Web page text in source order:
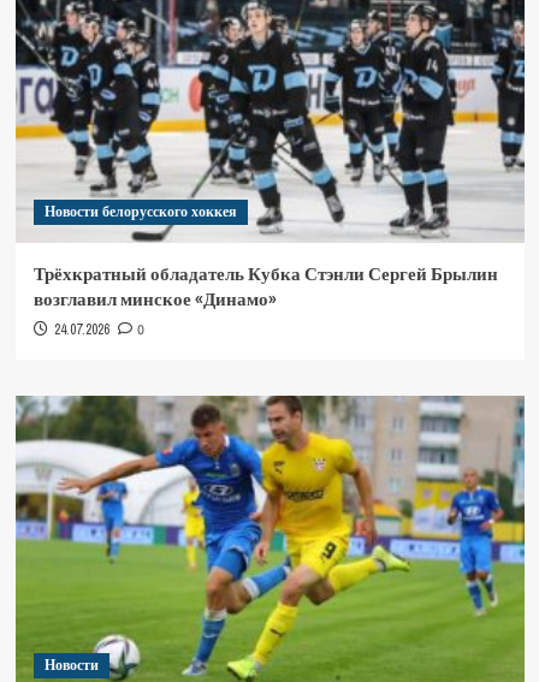
Новости белорусского хоккея
Трёхкратный обладатель Кубка Стэнли Сергей Брылин
возглавил минское «Динамо»
24.07.2026 0
Новости